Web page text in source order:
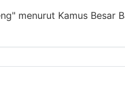
menurut Kamus Besar